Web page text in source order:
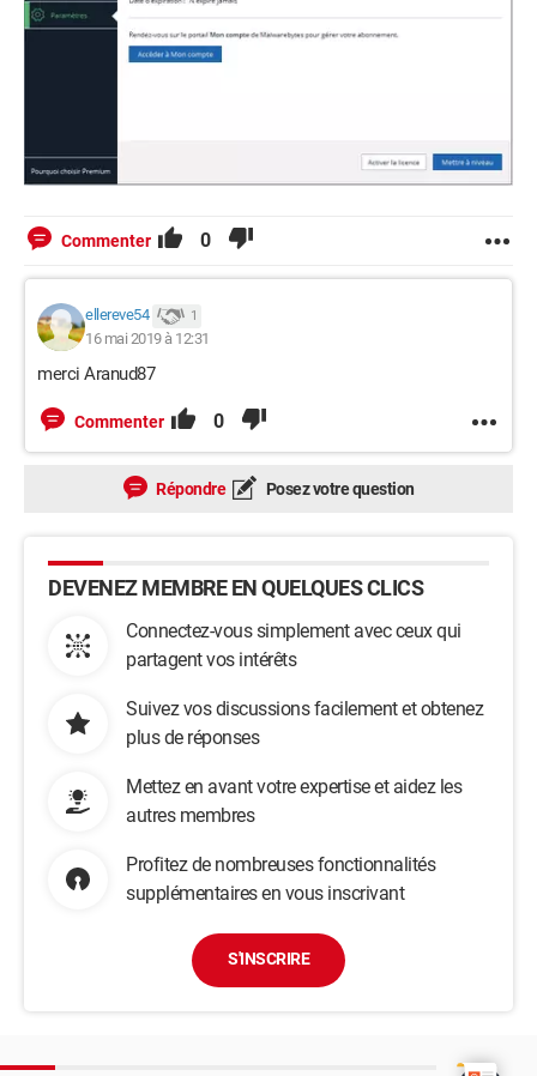
Commenter 0
ellereve54 1
16 mai 2019 à 12:31
merci Aranud87
Commenter 0
Répondre Posez votre question
DEVENEZ MEMBRE EN QUELQUES CLICS
Connectez-vous simplement avec ceux qui
partagent vos intérêts
Suivez vos discussions facilement et obtenez
plus de réponses
Mettez en avant votre expertise et aidez les
autres membres
Profitez de nombreuses fonctionnalités
supplémentaires en vous inscrivant
S'INSCRIRE